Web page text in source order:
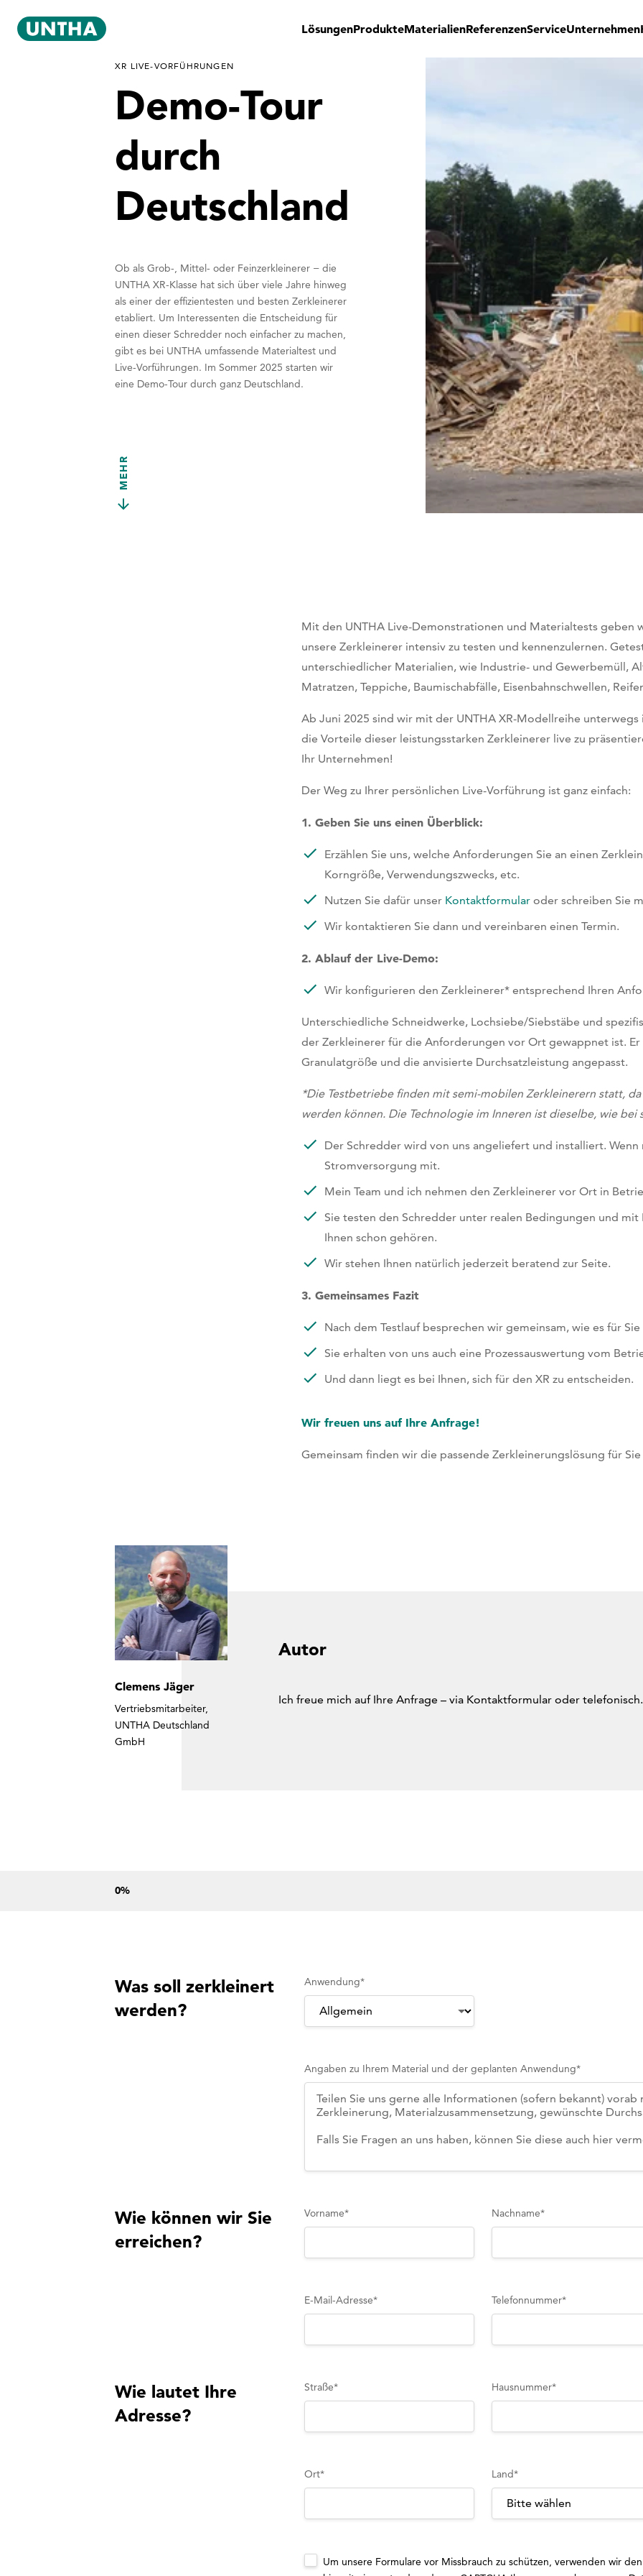
LösungenProdukteMaterialienReferenzenServiceUnternehmen
XR LIVE-VORFÜHRUNGEN
Demo-Tour
durch
Deutschland
Ob als Grob-, Mittel- oder Feinzerkleinerer − die
UNTHA XR-Klasse hat sich über viele Jahre hinweg
als einer der effizientesten und besten Zerkleinerer
etabliert. Um Interessenten die Entscheidung für
einen dieser Schredder noch einfacher zu machen,
gibt es bei UNTHA umfassende Materialtest und
Live-Vorführungen. Im Sommer 2025 starten wir
eine Demo-Tour durch ganz Deutschland.
MEHR
Mit den UNTHA Live-Demonstrationen und Materialtests geben
unsere Zerkleinerer intensiv zu testen und kennenzulernen.
unterschiedlicher Materialien, wie Industrie- und Gewerbemüll,
Matratzen, Teppiche, Baumischabfälle, Eisenbahnschwellen,
Ab Juni 2025 sind wir mit der UNTHA XR-Modellreihe
die Vorteile dieser leistungsstarken Zerkleinerer live zu
Ihr Unternehmen!
Der Weg zu Ihrer persönlichen Live-Vorführung ist ganz einfach:
1. Geben Sie uns einen Überblick:
Erzählen Sie uns, welche Anforderungen Sie an einen
Korngröße, Verwendungszwecks, etc.
Nutzen Sie dafür unser Kontaktformular oder schreiben Sie
Wir kontaktieren Sie dann und vereinbaren einen Termin.
2. Ablauf der Live-Demo:
Wir konfigurieren den Zerkleinerer* entsprechend Ihren
Unterschiedliche Schneidwerke, Lochsiebe/Siebstäbe und
der Zerkleinerer für die Anforderungen vor Ort gewappnet ist.
Granulatgröße und die anvisierte Durchsatzleistung angepasst.
*Die Testbetriebe finden mit semi-mobilen Zerkleinerern statt,
werden können. Die Technologie im Inneren ist dieselbe, wie
Der Schredder wird von uns angeliefert und installiert.
Stromversorgung mit.
Mein Team und ich nehmen den Zerkleinerer vor Ort in
Sie testen den Schredder unter realen Bedingungen und
Ihnen schon gehören.
Wir stehen Ihnen natürlich jederzeit beratend zur Seite.
3. Gemeinsames Fazit
Nach dem Testlauf besprechen wir gemeinsam, wie es für
Sie erhalten von uns auch eine Prozessauswertung vom
Und dann liegt es bei Ihnen, sich für den XR zu entscheiden.
Wir freuen uns auf Ihre Anfrage!
Gemeinsam finden wir die passende Zerkleinerungslösung für
Clemens Jäger
Vertriebsmitarbeiter,
UNTHA Deutschland
GmbH
Autor
Ich freue mich auf Ihre Anfrage – via Kontaktformular oder telefonisch.
0%
Was soll zerkleinert
werden?
Anwendung*
Angaben zu Ihrem Material und der geplanten Anwendung*
Wie können wir Sie
erreichen?
Vorname* Nachname*
E-Mail-Adresse* Telefonnummer*
Wie lautet Ihre
Adresse?
Straße* Hausnummer*
Ort* Land*
Um unsere Formulare vor Missbrauch zu schützen, verwenden wir